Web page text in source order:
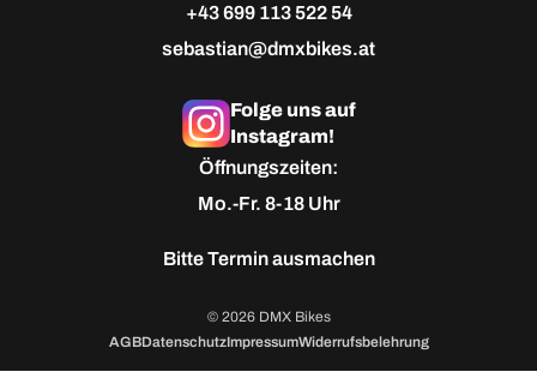
+43 699 113 522 54
sebastian@dmxbikes.at
Folge uns auf
Instagram!
Öffnungszeiten:
Mo.-Fr. 8-18 Uhr
BitteTermin ausmachen
© 2026 DMX Bikes
AGBDatenschutzImpressumWiderrufsbelehrung